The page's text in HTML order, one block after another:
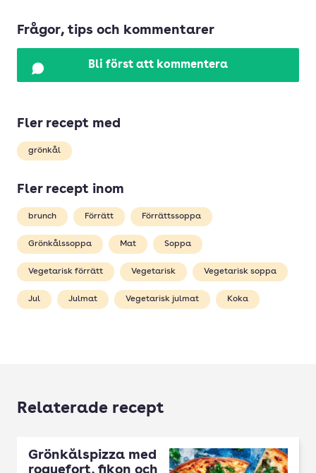
Frågor, tips och kommentarer
Bli först att kommentera
Fler recept med
grönkål
Fler recept inom
brunch Förrätt Förrättssoppa
Grönkålssoppa Mat Soppa
Vegetarisk förrätt Vegetarisk Vegetarisk soppa
Jul Julmat Vegetarisk julmat Koka
Relaterade recept
Grönkålspizza med